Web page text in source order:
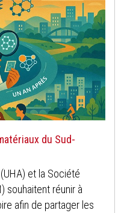
du Sud-
et la Société
souhaitent réunir à
afin de partager les